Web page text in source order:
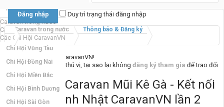
New Profile Posts
Caravan trong nước
Caravan quốc tế
Các Chi Hội CaravanVN
Chi Hội Vũng Tàu
Chi Hội Đồng Nai
Chi Hội Miền Bắc
Chi Hội Bình Dương
Chi Hội Sài Gòn
Duy trì trạng thái đăng nhập
Caravan trong nước Thông báo & Đăng ký
Chào mừng đến với CaravanVN!
Nếu bạn thấy nơi đây thú vị, tại sao lại không đăng ký tham gia để trao đổi
cùng mọi người. :)
Hành trình Caravan Mũi Kê Gà - Kết nối
và Mừng Sinh Nhật CaravanVN lần 2